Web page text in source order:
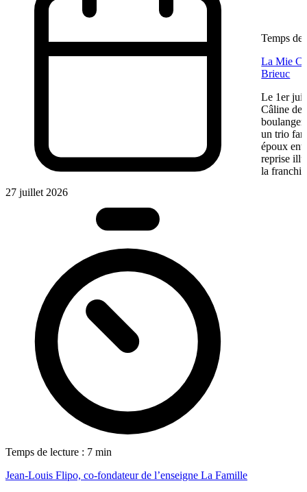
27 juillet 2026
Temps de lecture : 7 min
Jean-Louis Flipo, co-fondateur de l’enseigne La Famille
Temps de
La Mie
Brieuc
Le 1er
Câline de
un trio
époux
reprise
la